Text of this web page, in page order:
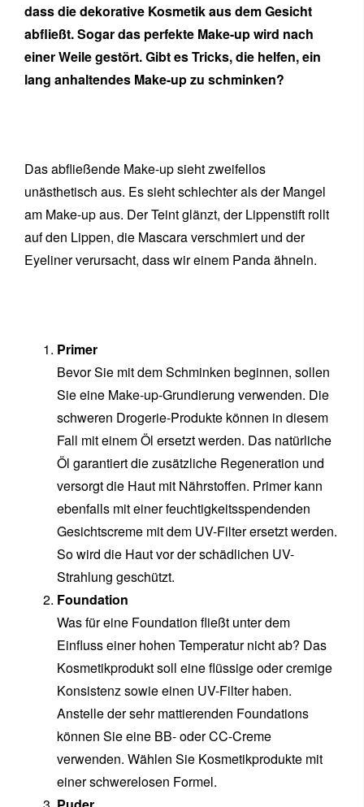
dass die dekorative Kosmetik aus dem Gesicht
abfließt. Sogar das perfekte Make-up wird nach
einer Weile gestört. Gibt es Tricks, die helfen, ein
lang anhaltendes Make-up zu schminken?
Das abfließende Make-up sieht zweifellos
unästhetisch aus. Es sieht schlechter als der Mangel
am Make-up aus. Der Teint glänzt, der Lippenstift rollt
auf den Lippen, die Mascara verschmiert und der
Eyeliner verursacht, dass wir einem Panda ähneln.
Primer
Bevor Sie mit dem Schminken beginnen, sollen
Sie eine Make-up-Grundierung verwenden. Die
schweren Drogerie-Produkte können in diesem
Fall mit einem Öl ersetzt werden. Das natürliche
Öl garantiert die zusätzliche Regeneration und
versorgt die Haut mit Nährstoffen. Primer kann
ebenfalls mit einer feuchtigkeitsspendenden
Gesichtscreme mit dem UV-Filter ersetzt werden.
So wird die Haut vor der schädlichen UV-
Strahlung geschützt.
Foundation
Was für eine Foundation fließt unter dem
Einfluss einer hohen Temperatur nicht ab? Das
Kosmetikprodukt soll eine flüssige oder cremige
Konsistenz sowie einen UV-Filter haben.
Anstelle der sehr mattierenden Foundations
können Sie eine BB- oder CC-Creme
verwenden. Wählen Sie Kosmetikprodukte mit
einer schwerelosen Formel.